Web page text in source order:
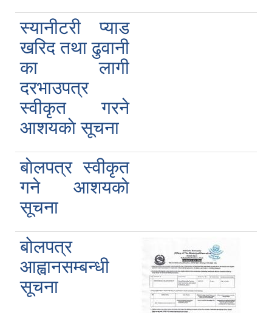
स्यानीटरी प्याड
खरिद तथा ढुवानी
का लागी
दरभाउपत्र
स्वीकृत गरने
आशयकाे सूचना
बाेलपत्र स्वीकृत
गने आशयकाे
सूचना
बोलपत्र
आह्वानसम्बन्धी
सूचना